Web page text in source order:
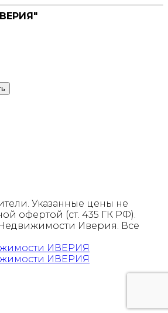
Указанные цены не
офертой (ст. 435 ГК РФ).
Иверия. Все